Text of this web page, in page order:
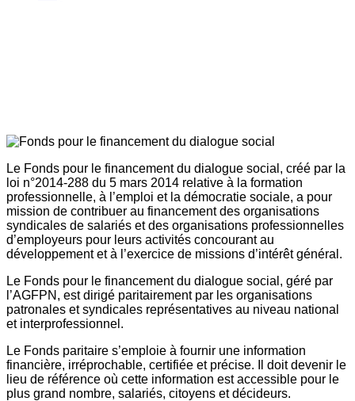
Le Fonds pour le financement du dialogue social, créé par la
loi n°2014-288 du 5 mars 2014 relative à la formation
professionnelle, à l’emploi et la démocratie sociale, a pour
mission de contribuer au financement des organisations
syndicales de salariés et des organisations professionnelles
d’employeurs pour leurs activités concourant au
développement et à l’exercice de missions d’intérêt général.
Le Fonds pour le financement du dialogue social, géré par
l’AGFPN, est dirigé paritairement par les organisations
patronales et syndicales représentatives au niveau national
et interprofessionnel.
Le Fonds paritaire s’emploie à fournir une information
financière, irréprochable, certifiée et précise. Il doit devenir le
lieu de référence où cette information est accessible pour le
plus grand nombre, salariés, citoyens et décideurs.